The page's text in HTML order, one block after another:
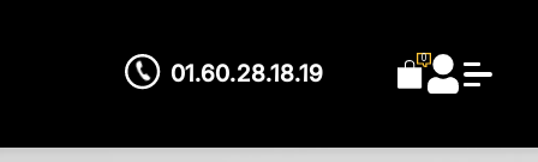
01.60.28.18.19
0